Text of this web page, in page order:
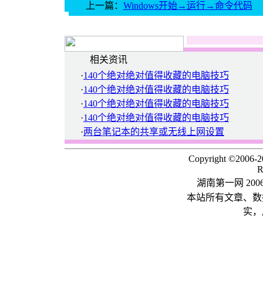
上一篇： Windows开始→运行→命令代码
相关资讯
·140个绝对绝对值得收藏的电脑技巧
·140个绝对绝对值得收藏的电脑技巧
·140个绝对绝对值得收藏的电脑技巧
·140个绝对绝对值得收藏的电脑技巧
·两台笔记本的共享或无线上网设置
Copyright ©2006-
湖南第一网
本站所有文章、
实